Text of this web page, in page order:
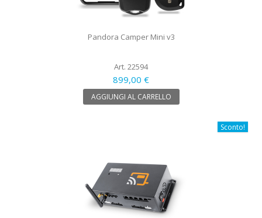
Pandora Camper Mini v3
Art. 22594
899,00 €
AGGIUNGI AL CARRELLO
Sconto!